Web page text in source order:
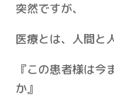
突然ですが、
医療とは、人間と
『この患者様は
か』